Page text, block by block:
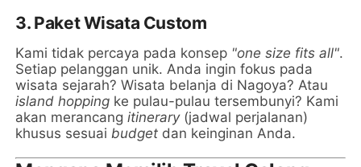
3. Paket Wisata Custom
Kami tidak percaya pada konsep "one size fits all".
Setiap pelanggan unik. Anda ingin fokus pada
wisata sejarah? Wisata belanja di Nagoya? Atau
island hopping ke pulau-pulau tersembunyi? Kami
akan merancangitinerary(jadwal perjalanan)
khusus sesuai budget dan keinginan Anda.